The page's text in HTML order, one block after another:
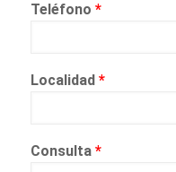
Teléfono *
Localidad *
Consulta *